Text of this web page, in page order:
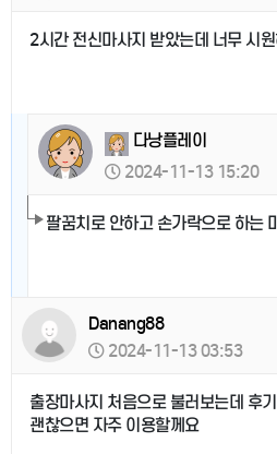
2시간 전신마사지 받았는데 너무 시
다낭플레이
2024-11-13 15:20
팔꿈치로 안하고 손가락으로 하는
Danang88
2024-11-13 03:53
출장마사지 처음으로 불러보는데 후
괜찮으면 자주 이용할께요